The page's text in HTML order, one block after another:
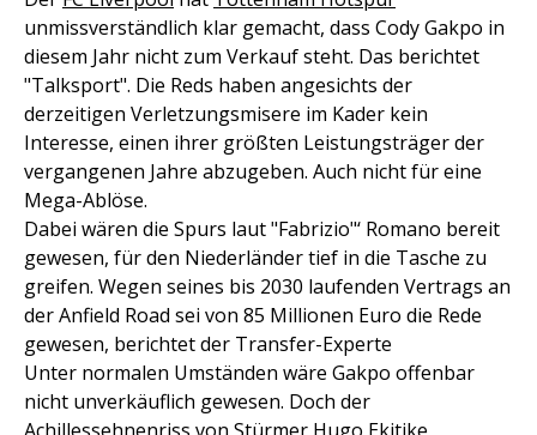
unmissverständlich klar gemacht, dass Cody Gakpo in
diesem Jahr nicht zum Verkauf steht. Das berichtet
"Talksport". Die Reds haben angesichts der
derzeitigen Verletzungsmisere im Kader kein
Interesse, einen ihrer größten Leistungsträger der
vergangenen Jahre abzugeben. Auch nicht für eine
Mega-Ablöse.
Dabei wären die Spurs laut "Fabrizio"‘ Romano bereit
gewesen, für den Niederländer tief in die Tasche zu
greifen. Wegen seines bis 2030 laufenden Vertrags an
der Anfield Road sei von 85 Millionen Euro die Rede
gewesen, berichtet der Transfer-Experte
Unter normalen Umständen wäre Gakpo offenbar
nicht unverkäuflich gewesen. Doch der